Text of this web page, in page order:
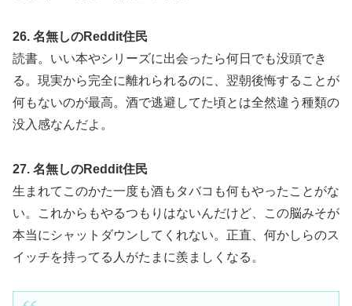
26. 名無しのReddit住民
読書。いい本やシリーズに出会ったら何日でも没頭でき
る。現実から完全に離れられるのに、翌朝後悔することが
何もないのが最高。酒で逃避してた頃とは全然違う種類の
没入感なんだよ。
27. 名無しのReddit住民
生まれてこのかた一度も酒もタバコも何もやったことがな
い。これからもやるつもりはないんだけど、この脳みそが
本当にシャットダウンしてくれない。正直、何かしらのス
イッチを持ってる人がたまに羨ましくなる。